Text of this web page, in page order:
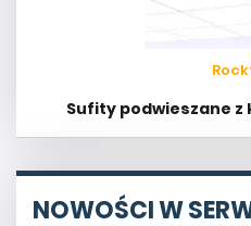
Sufity podwieszane z
NOWOŚCI W